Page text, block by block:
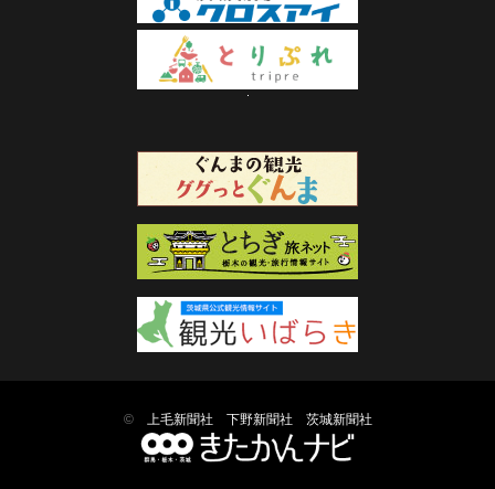
© 上毛新聞社 下野新聞社 茨城新聞社